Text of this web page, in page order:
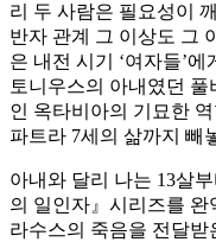
리 두 사람은 필요성이
반자 관계 그 이상도 그
은 내전 시기 ‘여자들’
토니우스의 아내였던 풀
인 옥타비아의 기묘한
파트라 7세의 삶까지 빼
아내와 달리 나는 13살
의 일인자』시리즈를
라수스의 죽음을 전달